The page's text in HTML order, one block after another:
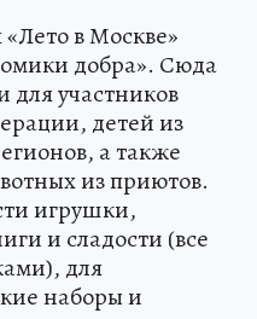
в Москве»
добра». Сюда
участников
детей из
а также
из приютов.
игрушки,
и сладости (все
для
наборы и